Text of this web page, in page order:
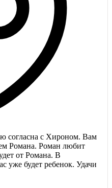
согласна с Хироном. Вам
Романа. Роман любит
от Романа. В
уже будет ребенок. Удачи